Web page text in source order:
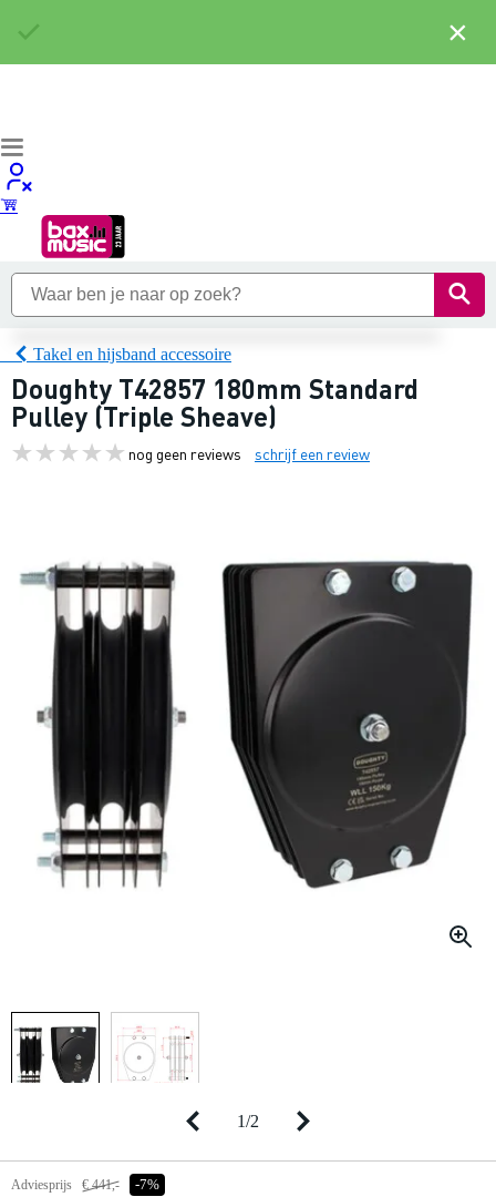
Takel en hijsband accessoire
Doughty T42857 180mm Standard
Pulley (Triple Sheave)
nog geen reviews schrijf een review
1/2
Adviesprijs € 441,- -7%
×